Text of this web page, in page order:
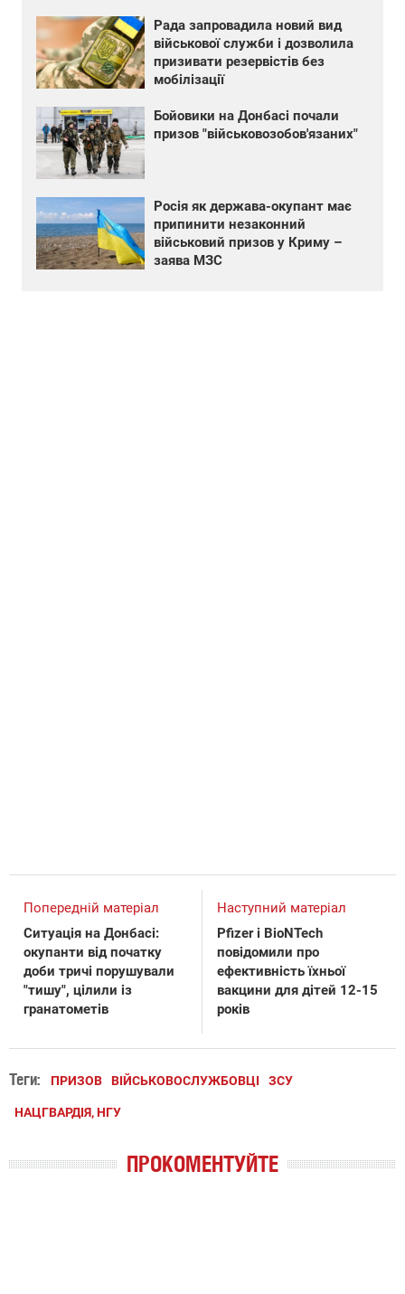
Рада запровадила новий вид
військової служби і дозволила
призивати резервістів без
мобілізації
Бойовики на Донбасі почали
призов "військовозобов'язаних"
Росія як держава-окупант має
припинити незаконний
військовий призов у Криму –
заява МЗС
Попередній матеріал
Ситуація на Донбасі:
окупанти від початку
доби тричі порушували
"тишу", цілили із
гранатометів
Наступний матеріал
Pfizer і BioNTech
повідомили про
ефективність їхньої
вакцини для дітей 12-15
років
Теги: ПРИЗОВ ВІЙСЬКОВОСЛУЖБОВЦІ ЗСУ
НАЦГВАРДІЯ, НГУ
ПРОКОМЕНТУЙТЕ